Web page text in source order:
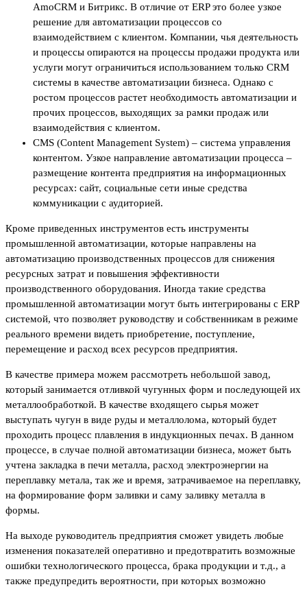
AmoCRM и Битрикс. В отличие от ERP это более узкое
решение для автоматизации процессов со
взаимодействием с клиентом. Компании, чья деятельность
и процессы опираются на процессы продажи продукта или
услуги могут ограничиться использованием только CRM
системы в качестве автоматизации бизнеса. Однако с
ростом процессов растет необходимость автоматизации и
прочих процессов, выходящих за рамки продаж или
взаимодействия с клиентом.
CMS (Content Management System) – система управления
контентом. Узкое направление автоматизации процесса –
размещение контента предприятия на информационных
ресурсах: сайт, социальные сети иные средства
коммуникации с аудиторией.
Кроме приведенных инструментов есть инструменты
промышленной автоматизации, которые направлены на
автоматизацию производственных процессов для снижения
ресурсных затрат и повышения эффективности
производственного оборудования. Иногда такие средства
промышленной автоматизации могут быть интегрированы с ERP
системой, что позволяет руководству и собственникам в режиме
реального времени видеть приобретение, поступление,
перемещение и расход всех ресурсов предприятия.
В качестве примера можем рассмотреть небольшой завод,
который занимается отливкой чугунных форм и последующей их
металлообработкой. В качестве входящего сырья может
выступать чугун в виде руды и металлолома, который будет
проходить процесс плавления в индукционных печах. В данном
процессе, в случае полной автоматизации бизнеса, может быть
учтена закладка в печи металла, расход электроэнергии на
переплавку метала, так же и время, затрачиваемое на переплавку,
на формирование форм заливки и саму заливку металла в
формы.
На выходе руководитель предприятия сможет увидеть любые
изменения показателей оперативно и предотвратить возможные
ошибки технологического процесса, брака продукции и т.д., а
также предупредить вероятности, при которых возможно